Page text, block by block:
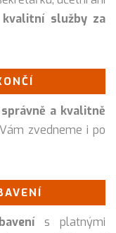
kvalitní služby za
správně a kvalitně
zvedneme i po
s platnými